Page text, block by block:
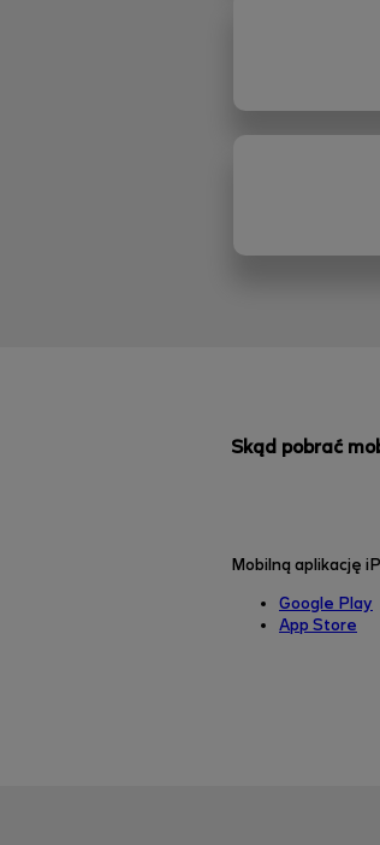
Skąd pobrać
Mobilną aplikację
Google Play
App Store